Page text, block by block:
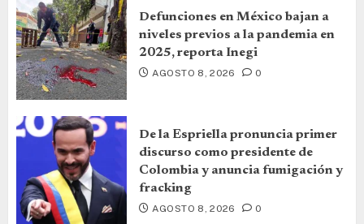
Defunciones en México bajan a
niveles previos a la pandemia en
2025, reporta Inegi
AGOSTO 8, 2026 0
De la Espriella pronuncia primer
discurso como presidente de
Colombia y anuncia fumigación y
fracking
AGOSTO 8, 2026 0